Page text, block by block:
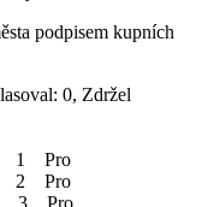
podpisem kupních
0, Zdržel
Pro
Pro
Pro